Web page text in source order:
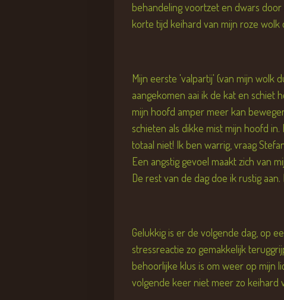
behandeling voortzet en dwars
korte tijd keihard van mijn roze wolk
Mijn eerste 'valpartij' (van mijn wolk
aangekomen aai ik de kat en schiet
mijn hoofd amper meer kan
schieten als dikke mist mijn hoofd
totaal niet! Ik ben warrig, vraag
Een angstig gevoel maakt zich van
De rest van de dag doe ik rustig
Gelukkig is er de volgende dag, op
stressreactie zo gemakkelijk
behoorlijke klus is om weer op mijn
volgende keer niet meer zo keihard